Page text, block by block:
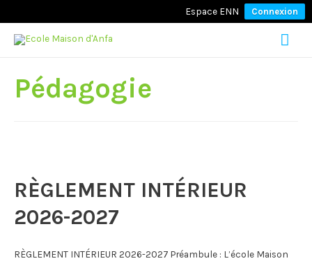
Espace ENN Connexion
Pédagogie
RÈGLEMENT INTÉRIEUR
2026-2027
RÈGLEMENT INTÉRIEUR 2026-2027 Préambule : L’école Maison